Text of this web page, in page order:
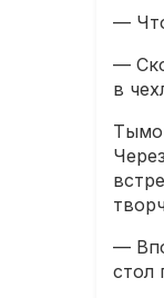
—
—
в
—
стол